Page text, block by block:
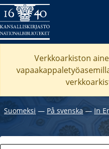
Verkkoarkiston
Suomeksi ― På svenska ― In